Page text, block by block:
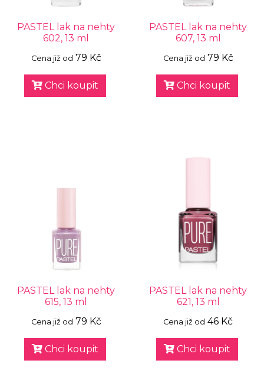
PASTEL lak na nehty
602, 13 ml
Cena již od 79 Kč
Chci koupit
PASTEL lak na nehty
607, 13 ml
Cena již od 79 Kč
Chci koupit
PASTEL lak na nehty
615, 13 ml
Cena již od 79 Kč
Chci koupit
PASTEL lak na nehty
621, 13 ml
Cena již od 46 Kč
Chci koupit